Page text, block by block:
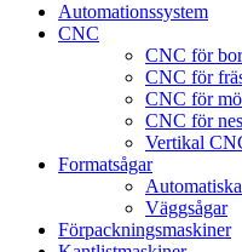
Automationssystem
CNC
CNC för
CNC för
CNC för
CNC för
Vertikal
Formatsågar
Väggsågar
Förpackningsmaskiner